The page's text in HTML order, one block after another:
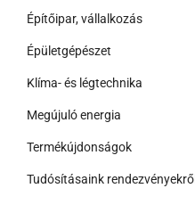
Építőipar, vállalkozás
Épületgépészet
Klíma- és légtechnika
Megújuló energia
Termékújdonságok
Tudósításaink rendezvényekről